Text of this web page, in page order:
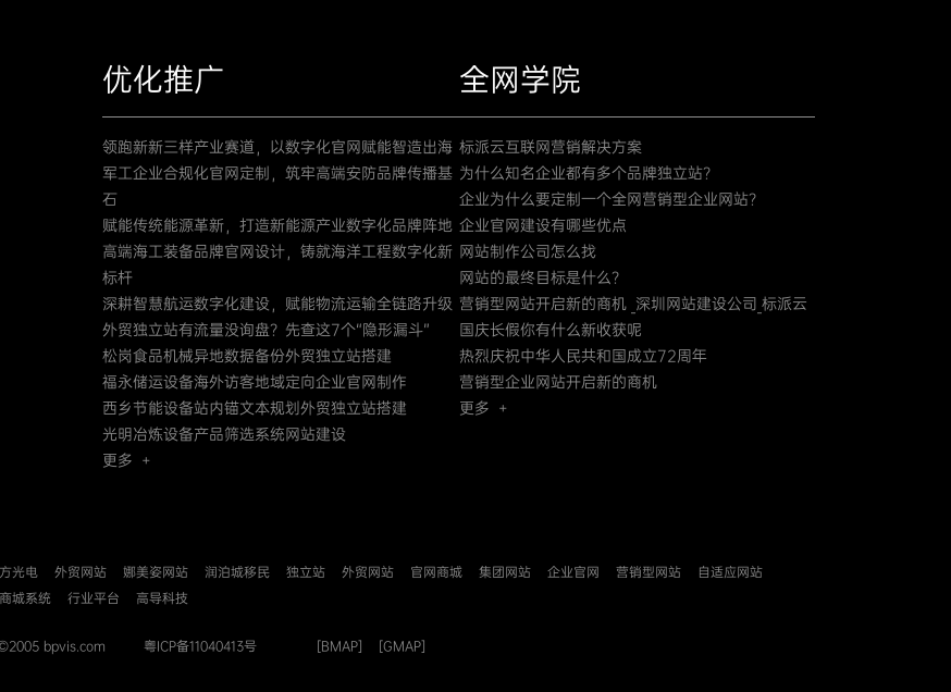
优化推广
领跑新新三样产业赛道，以数字化官网赋能智造出海
军工企业合规化官网定制，筑牢高端安防品牌传播基
石
赋能传统能源革新，打造新能源产业数字化品牌阵地
高端海工装备品牌官网设计，铸就海洋工程数字化新
标杆
深耕智慧航运数字化建设，赋能物流运输全链路升级
外贸独立站有流量没询盘？先查这7个“隐形漏斗”
松岗食品机械异地数据备份外贸独立站搭建
福永储运设备海外访客地域定向企业官网制作
西乡节能设备站内锚文本规划外贸独立站搭建
光明冶炼设备产品筛选系统网站建设
更多 +
全网学院
标派云互联网营销解决方案
为什么知名企业都有多个品牌独立站？
企业为什么要定制一个全网营销型企业网站？
企业官网建设有哪些优点
网站制作公司怎么找
网站的最终目标是什么？
营销型网站开启新的商机 _深圳网站建设公司_标派云
国庆长假你有什么新收获呢
热烈庆祝中华人民共和国成立72周年
营销型企业网站开启新的商机
更多 +
光电 外贸网站 娜美姿网站 润泊城移民 独立站 外贸网站 官网商城 集团网站 企业官网 营销型网站
自适应网站
商城系统 行业平台 高导科技
bpvis.com 粤ICP备11040413号 [BMAP] [GMAP]